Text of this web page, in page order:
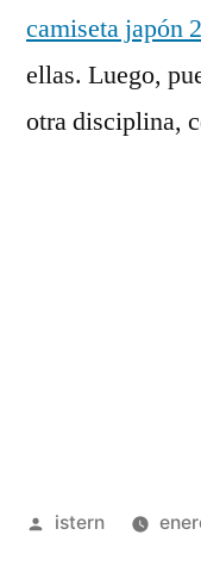
camiseta japón
ellas. Luego,
otra disciplina,
Publicado
istern